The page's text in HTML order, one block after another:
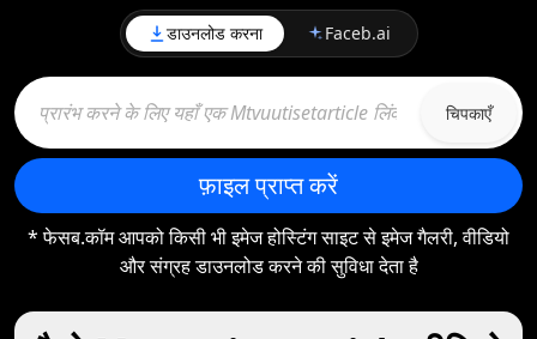
डाउनलोड करना Faceb.ai
चिपकाएँ
फ़ाइल प्राप्त करें
* फेसब.कॉम आपको किसी भी इमेज होस्टिंग साइट से इमेज गैलरी, वीडियो
और संग्रह डाउनलोड करने की सुविधा देता है